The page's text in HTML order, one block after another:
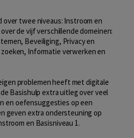
over twee niveaus: Instroom en
de vijf verschillende domeinen:
Beveiliging, Privacy en
Informatie verwerken en
problemen heeft met digitale
Basishulp extra uitleg over veel
en oefensuggesties op een
geven extra ondersteuning op
en Basisniveau 1.